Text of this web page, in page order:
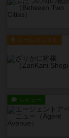
ルール/インスト
レビュー